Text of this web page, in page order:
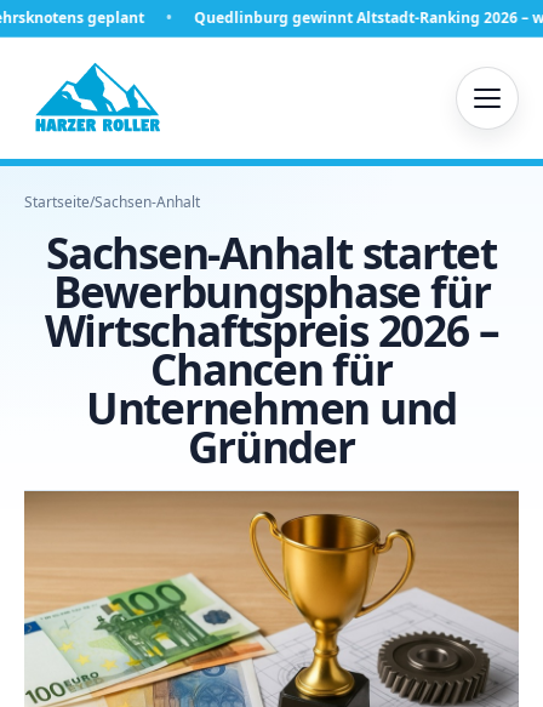
Quedlinburg gewinnt Altstadt-Ranking 2026 – was hinter Platz
Startseite/Sachsen-Anhalt
Sachsen-Anhalt startet
Bewerbungsphase für
Wirtschaftspreis 2026 –
Chancen für
Unternehmen und
Gründer